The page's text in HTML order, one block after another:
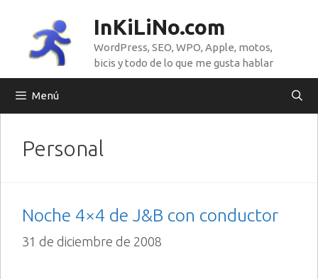
contenido
InKiLiNo.com
WordPress, SEO, WPO, Apple, motos,
bicis y todo de lo que me gusta hablar
Menú
Personal
Noche 4×4 de J&B con conductor
31 de diciembre de 2008